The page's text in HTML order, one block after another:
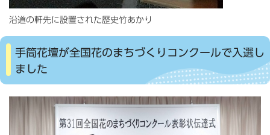
沿道の軒先に設置された歴史竹あかり
手筒花壇が全国花のまちづくりコンクールで入選し
ました